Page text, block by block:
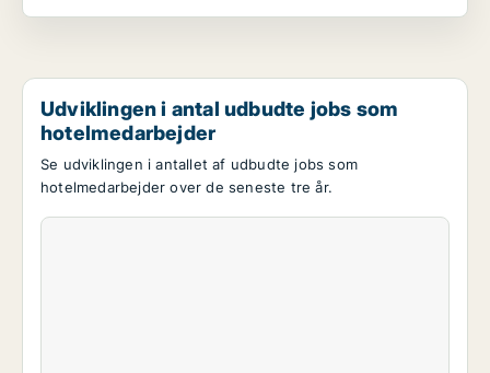
Udviklingen i antal udbudte jobs som
hotelmedarbejder
Se udviklingen i antallet af udbudte jobs som
hotelmedarbejder over de seneste tre år.